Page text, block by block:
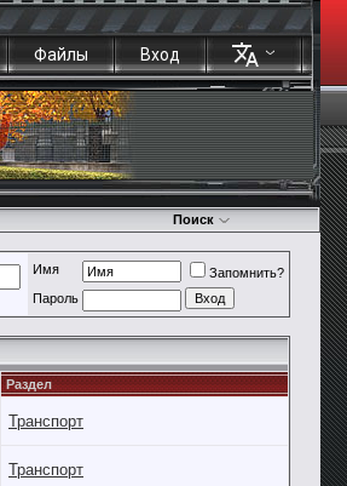
Файлы Вход
Поиск
Имя
Запомнить?
Пароль
Раздел
Транспорт
Транспорт